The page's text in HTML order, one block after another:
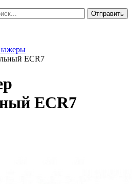
ECR7
ECR7